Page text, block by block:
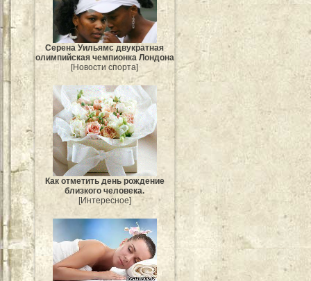
Серена Уильямс двукратная
олимпийская чемпионка Лондона
[Новости спорта]
Как отметить день рождение
близкого человека.
[Интересное]